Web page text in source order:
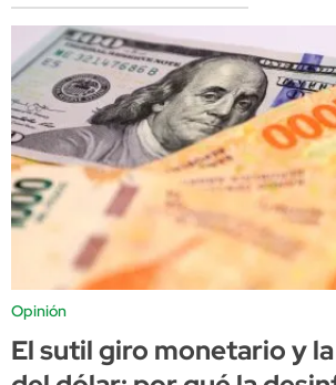
Opinión
El sutil giro monetario y